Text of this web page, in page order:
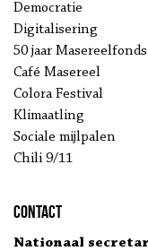
Democratie
Digitalisering
50 jaar Masereelfonds
Café Masereel
Colora Festival
Klimaatling
Sociale mijlpalen
Chili 9/11
Contact
Nationaal